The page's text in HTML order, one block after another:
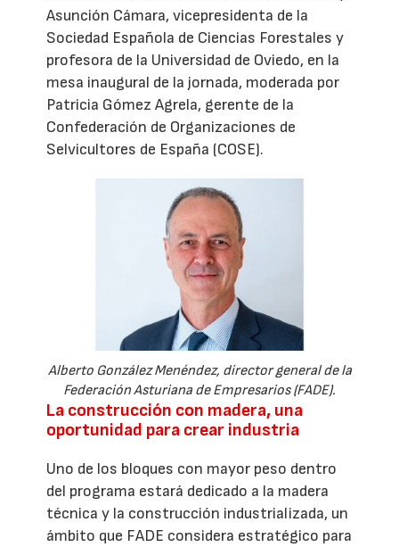
Asunción Cámara, vicepresidenta de la
Sociedad Española de Ciencias Forestales y
profesora de la Universidad de Oviedo, en la
mesa inaugural de la jornada, moderada por
Patricia Gómez Agrela, gerente de la
Confederación de Organizaciones de
Selvicultores de España (COSE).
Alberto González Menéndez, director general de la
Federación Asturiana de Empresarios (FADE).
La construcción con madera, una
oportunidad para crear industria
Uno de los bloques con mayor peso dentro
del programa estará dedicado a la madera
técnica y la construcción industrializada, un
ámbito que FADE considera estratégico para